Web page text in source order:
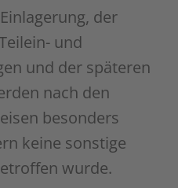
der
und
und der späteren
nach den
besonders
keine sonstige
wurde.